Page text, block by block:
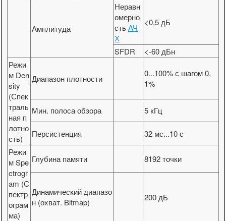
Амплитуда
Неравн
омерно
стьАЧ
Х
<0,5 дБ
SFDR
<-60 дБн
Режи
м Den
sity
(Спек
траль
ная п
лотно
сть)
Диапазон плотности
0...100% с шагом 0,
1%
Мин. полоса обзора 5 кГц
Персистенция
32 мс...10 с
Режи
м Spe
ctrogr
am (С
пектр
ограм
ма)
Глубина памяти 8192 точки
Динамический диапазо
н (охват. Bitmap)
200 дБ